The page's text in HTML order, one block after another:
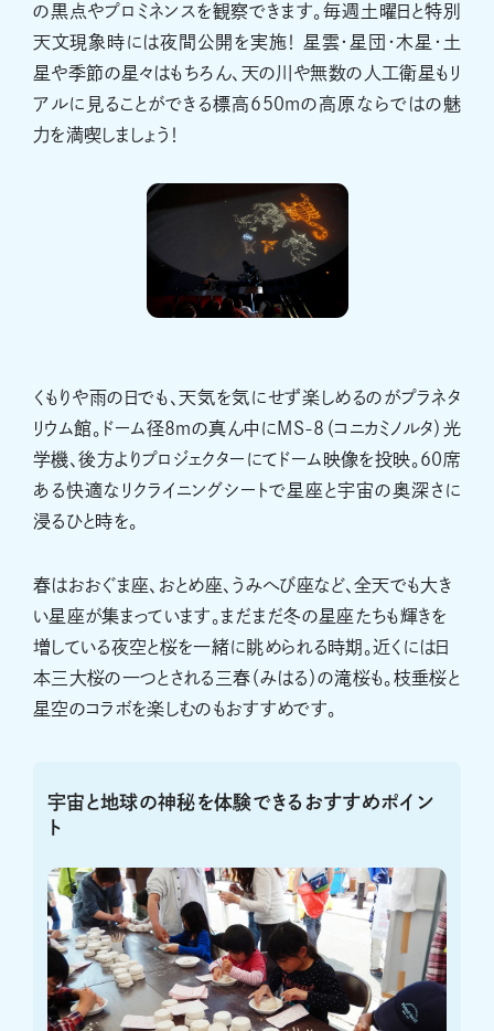
の黒点やプロミネンスを観察できます。毎週土曜日と特別
天文現象時には夜間公開を実施！ 星雲・星団・木星・土
星や季節の星々はもちろん、天の川や無数の人工衛星もリ
アルに見ることができる標高650mの高原ならではの魅
力を満喫しましょう！
くもりや雨の日でも、天気を気にせず楽しめるのがプラネタ
リウム館。ドーム径8ｍの真ん中にMS-8（コニカミノルタ）光
学機、後方よりプロジェクターにてドーム映像を投映。60席
ある快適なリクライニングシートで星座と宇宙の奥深さに
浸るひと時を。
春はおおぐま座、おとめ座、うみへび座など、全天でも大き
い星座が集まっています。まだまだ冬の星座たちも輝きを
増している夜空と桜を一緒に眺められる時期。近くには日
本三大桜の一つとされる三春（みはる）の滝桜も。枝垂桜と
星空のコラボを楽しむのもおすすめです。
宇宙と地球の神秘を体験できるおすすめポイン
ト